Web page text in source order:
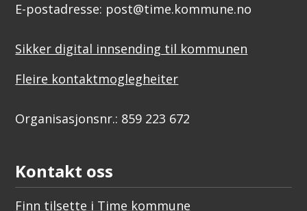
E-postadresse: post@time.kommune.no
Sikker digital innsending til kommunen
Fleire kontaktmoglegheiter
Organisasjonsnr.: 859 223 672
Kontakt oss
Finn tilsette i Time kommune